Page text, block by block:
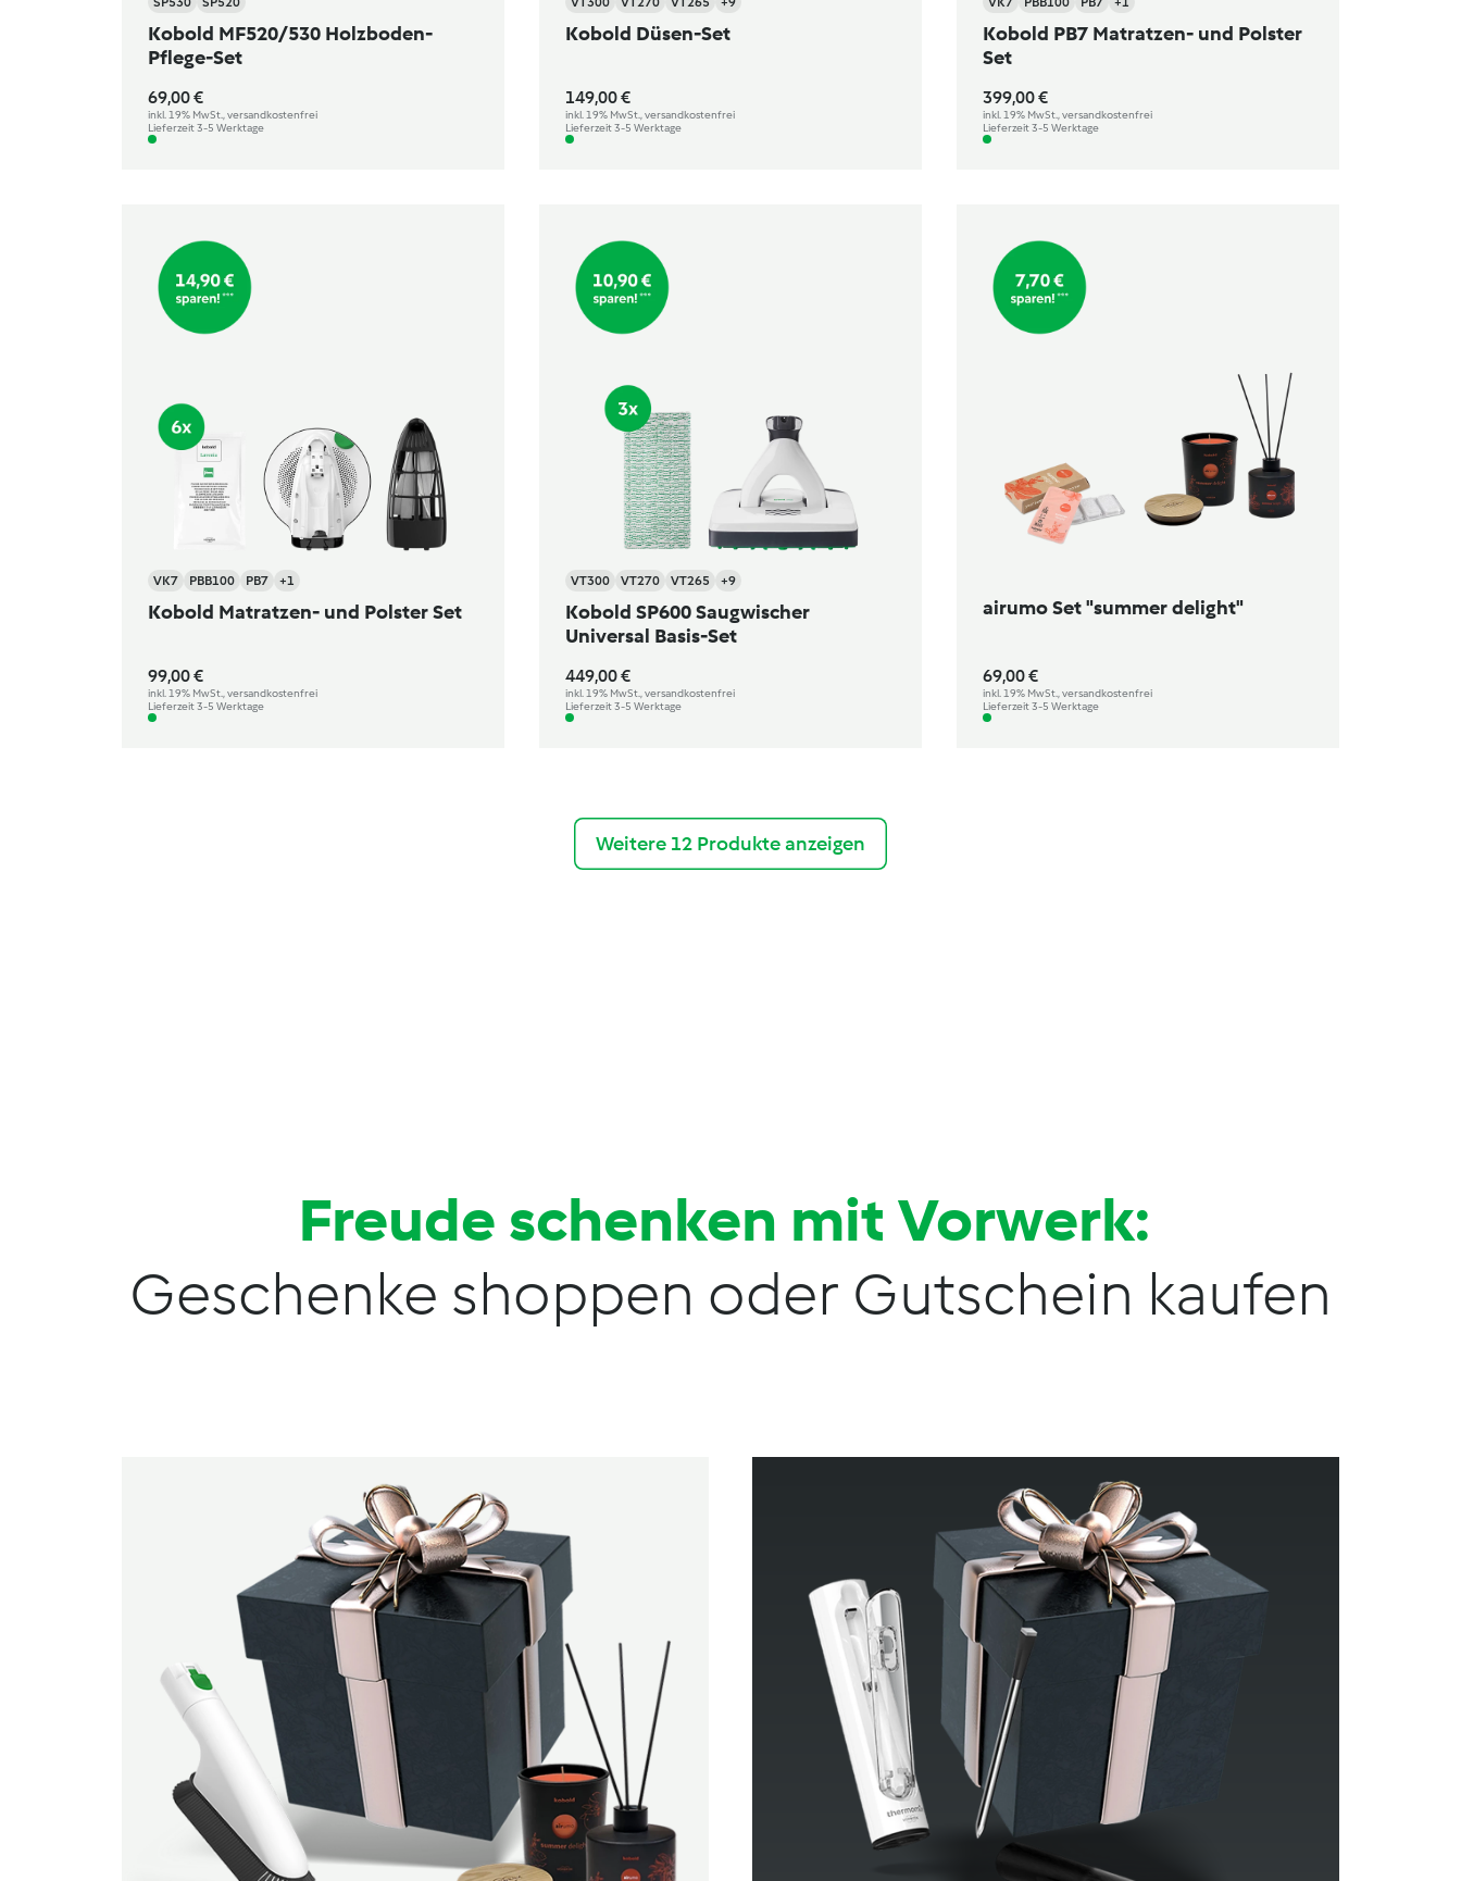
Kobold MF520/530 Holzboden-
Pflege-Set
69,00 €
inkl. 19% MwSt., versandkostenfrei
Lieferzeit 3-5 Werktage
Kobold Düsen-Set
149,00 €
inkl. 19% MwSt., versandkostenfrei
Lieferzeit 3-5 Werktage
Kobold PB7 Matratzen- und Polster
Set
399,00 €
inkl. 19% MwSt., versandkostenfrei
Lieferzeit 3-5 Werktage
VK7 PBB100 PB7 +1
Kobold Matratzen- und Polster Set
99,00 €
inkl. 19% MwSt., versandkostenfrei
Lieferzeit 3-5 Werktage
VT300 VT270 VT265 +9
Kobold SP600 Saugwischer
Universal Basis-Set
449,00 €
inkl. 19% MwSt., versandkostenfrei
Lieferzeit 3-5 Werktage
airumo Set "summer delight"
69,00 €
inkl. 19% MwSt., versandkostenfrei
Lieferzeit 3-5 Werktage
Weitere 12 Produkte anzeigen
Freude schenken mit Vorwerk:
Geschenke shoppen oder Gutschein kaufen